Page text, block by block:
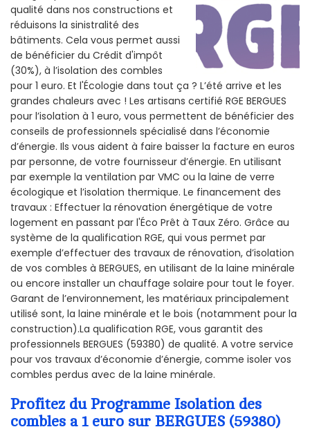
qualité dans nos constructions et
réduisons la sinistralité des
bâtiments. Cela vous permet aussi
de bénéficier du Crédit d'impôt
(30%), à l’isolation des combles
pour 1 euro. Et l'Écologie dans tout ça ? L’été arrive et les
grandes chaleurs avec ! Les artisans certifié RGE BERGUES
pour l’isolation à 1 euro, vous permettent de bénéficier des
conseils de professionnels spécialisé dans l’économie
d’énergie. Ils vous aident à faire baisser la facture en euros
par personne, de votre fournisseur d’énergie. En utilisant
par exemple la ventilation par VMC ou la laine de verre
écologique et l’isolation thermique. Le financement des
travaux : Effectuer la rénovation énergétique de votre
logement en passant par l'Éco Prêt à Taux Zéro. Grâce au
système de la qualification RGE, qui vous permet par
exemple d’effectuer des travaux de rénovation, d’isolation
de vos combles à BERGUES, en utilisant de la laine minérale
ou encore installer un chauffage solaire pour tout le foyer.
Garant de l’environnement, les matériaux principalement
utilisé sont, la laine minérale et le bois (notamment pour la
construction).La qualification RGE, vous garantit des
professionnels BERGUES (59380) de qualité. A votre service
pour vos travaux d’économie d’énergie, comme isoler vos
combles perdus avec de la laine minérale.
Profitez du Programme Isolation des
combles a 1 euro sur BERGUES (59380)